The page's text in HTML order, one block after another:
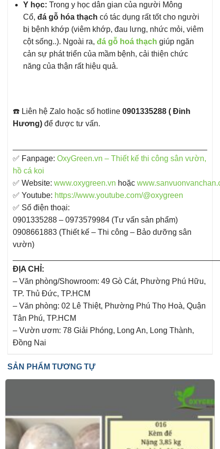
Y học: Trong y học dân gian của người Mông
Cổ, đá gỗ hóa thạch có tác dụng rất tốt cho người
bị bệnh khớp (viêm khớp, đau lưng, nhức mỏi, viêm
cột sống..). Ngoài ra, đá gỗ hoá thạch giúp ngăn
cản sự phát triển của mầm bệnh, cải thiện chức
năng của thận rất hiệu quả.
☎️ Liên hệ Zalo hoặc số hotline 0901335288 ( Đinh
Hương) để được tư vấn.
✅ Fanpage: ​ OxyGreen.vn – Thiết kế thi công sân vườn,
hồ cá koi
✅ Website: www.oxygreen.vn hoặc
✅ Youtube: https://www.youtube.com/@oxygreen
✅ Số điện thoại:
0901335288 – 0973579984 (Tư vấn sản phẩm)
0908661883 (Thiết kế – Thi công – Bảo dưỡng sân
vườn)
ĐỊA CHỈ:
– Văn phòng/Showroom: 49 Gò Cát, Phường Phú Hữu,
TP. Thủ Đức, TP.HCM
– Văn phòng: 02 Lê Thiệt, Phường Phú Thọ Hoà, Quận
Tân Phú, TP.HCM
– Vườn ươm: 78 Giải Phóng, Long An, Long Thành,
Đồng Nai
SẢN PHẨM TƯƠNG TỰ